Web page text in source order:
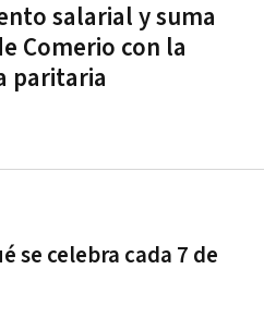
salarial y suma
Comerio con la
paritaria
se celebra cada 7 de